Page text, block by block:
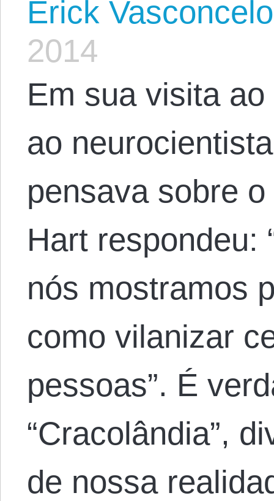
Erick
2014
Em sua visita
ao
pensava sobre o
Hart respondeu:
nós mostramos
como vilanizar
pessoas”. É
“Cracolândia”,
de nossa